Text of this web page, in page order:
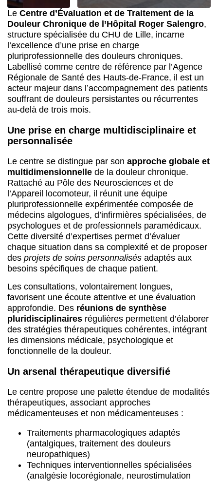
Le Centre d’Évaluation et de Traitement de la
Douleur Chronique de l’Hôpital Roger Salengro,
structure spécialisée du CHU de Lille, incarne
l’excellence d’une prise en charge
pluriprofessionnelle des douleurs chroniques.
Labellisé comme centre de référence par l’Agence
Régionale de Santé des Hauts-de-France, il est un
acteur majeur dans l’accompagnement des patients
souffrant de douleurs persistantes ou récurrentes
au-delà de trois mois.
Une prise en charge multidisciplinaire et
personnalisée
Le centre se distingue par son approche globale et
multidimensionnelle de la douleur chronique.
Rattaché au Pôle des Neurosciences et de
l’Appareil locomoteur, il réunit une équipe
pluriprofessionnelle expérimentée composée de
médecins algologues, d’infirmières spécialisées, de
psychologues et de professionnels paramédicaux.
Cette diversité d’expertises permet d’évaluer
chaque situation dans sa complexité et de proposer
des projets de soins personnalisés adaptés aux
besoins spécifiques de chaque patient.
Les consultations, volontairement longues,
favorisent une écoute attentive et une évaluation
approfondie. Des réunions de synthèse
pluridisciplinaires régulières permettent d’élaborer
des stratégies thérapeutiques cohérentes, intégrant
les dimensions médicale, psychologique et
fonctionnelle de la douleur.
Un arsenal thérapeutique diversifié
Le centre propose une palette étendue de modalités
thérapeutiques, associant approches
médicamenteuses et non médicamenteuses :
Traitements pharmacologiques adaptés
(antalgiques, traitement des douleurs
neuropathiques)
Techniques interventionnelles spécialisées
(analgésie locorégionale, neurostimulation